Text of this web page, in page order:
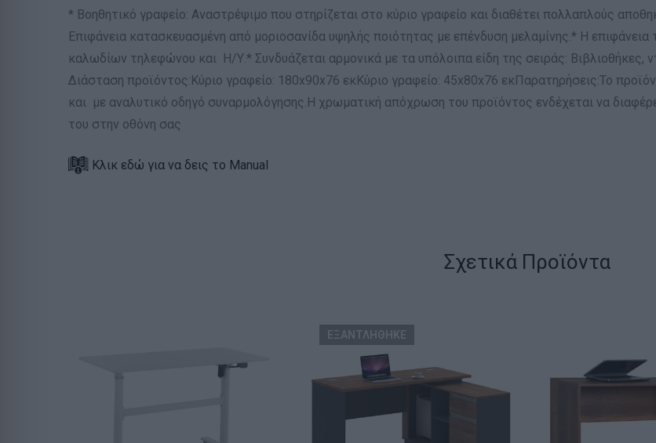
* Βοηθητικό γραφείο: Αναστρέψιμο που στηρίζεται στο κύριο γραφείο και διαθέτει πολλαπλούς
Επιφάνεια κατασκευασμένη από μοριοσανίδα υψηλής ποιότητας με επένδυση μελαμίνης.* Η επιφάνεια
καλωδίων τηλεφώνου και Η/Υ.* Συνδυάζεται αρμονικά με τα υπόλοιπα είδη της σειράς: Βιβλιοθήκες,
Διάσταση προϊόντος:Κύριο γραφείο: 180x90x76 εκΚύριο γραφείο: 45x80x76 εκΠαρατηρήσεις:Το
και με αναλυτικό οδηγό συναρμολόγησης.Η χρωματική απόχρωση του προϊόντος ενδέχεται να
του στην οθόνη σας
Κλικ εδώ για να δεις το Manual
Σχετικά Προϊόντα
ΕΞΑΝΤΛΗΘΗΚΕ